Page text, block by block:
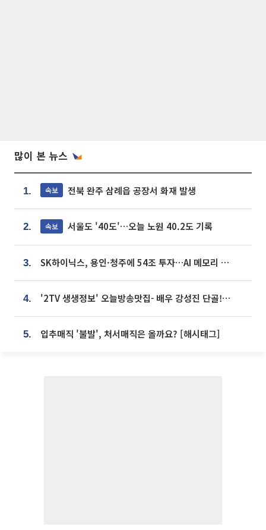
많이 본 뉴스
1. 속보 전북 완주 삼례읍 공장서 화재 발생
2. 속보 서울도 '40도'…오늘 노원 40.2도 기록
3. SK하이닉스, 용인·청주에 54조 투자…AI 메모리 생산기지 키운다
4. '2TV 생생정보' 오늘방송맛집- 배우 강성진 단골! 쌀국수ㆍ푸팟퐁 커리 맛집 '블○○○'
5. 입추매직 '불발', 처서매직은 올까요? [해시태그]